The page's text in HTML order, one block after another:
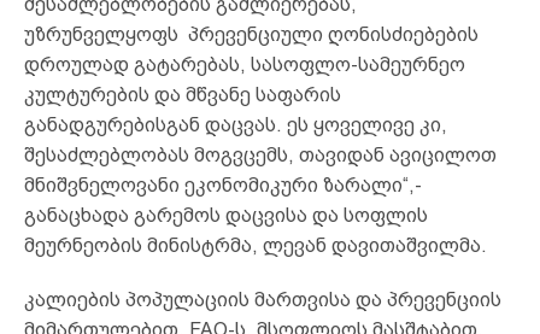
უზრუნველყოფს პრევენციული ღონისძიებების
დროულად გატარებას, სასოფლო-სამეურნეო
კულტურების და მწვანე საფარის
განადგურებისგან დაცვას. ეს ყოველივე კი,
შესაძლებლობას მოგვცემს, თავიდან ავიცილოთ
მნიშვნელოვანი ეკონომიკური ზარალი“,-
განაცხადა გარემოს დაცვისა და სოფლის
მეურნეობის მინისტრმა, ლევან დავითაშვილმა.
კალიების პოპულაციის მართვისა და პრევენციის
მიმართულებით, FAO-ს, მსოფლიოს მასშტაბით,